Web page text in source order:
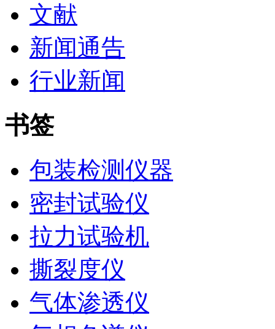
文献
新闻通告
行业新闻
书签
包装检测仪器
密封试验仪
拉力试验机
撕裂度仪
气体渗透仪